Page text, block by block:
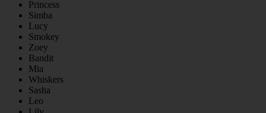
Princess
Simba
Lucy
Smokey
Zoey
Bandit
Mia
Whiskers
Sasha
Leo